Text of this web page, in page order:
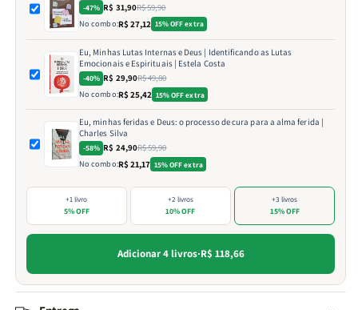
-47% R$ 31,90R$ 59,90
No combo:R$ 27,12 15% OFF extra
Eu, Minhas Lutas Internas e Deus | Identificando as Lutas
Emocionais e Espirituais | Estela Costa
-40% R$ 29,90R$ 49,80
No combo:R$ 25,42 15% OFF extra
Eu, minhas feridas e Deus: o processo de cura para a alma ferida |
Charles Silva
-58% R$ 24,90R$ 59,90
No combo:R$ 21,17 15% OFF extra
+1 livro
5% OFF
+2 livros
10% OFF
+3 livros
15% OFF
Adicionar 4 livros·R$ 118,66